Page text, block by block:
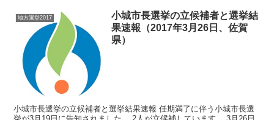
地方選挙2017
小城市長選挙の立候補者と選挙結
果速報（2017年3月26日、佐賀
県）
小城市長選挙の立候補者と選挙結果速報 任期満了に伴う小城市長選